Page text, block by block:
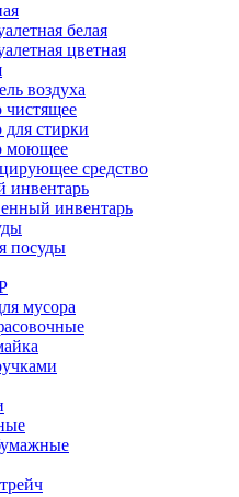
белая
цветная
воздуха
чистящее
для стирки
моющее
средство
инвентарь
инвентарь
посуды
мусора